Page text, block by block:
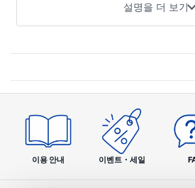
약용 슈미텍트 치주병 케어는 지각과민
양쪽의 고민을 매일 구강 케어로 함께
제품 특장
설명을 더 보기
이용 안내 이벤트・세일